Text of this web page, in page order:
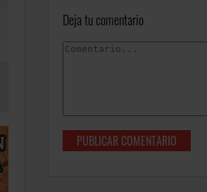
Deja tu comentario